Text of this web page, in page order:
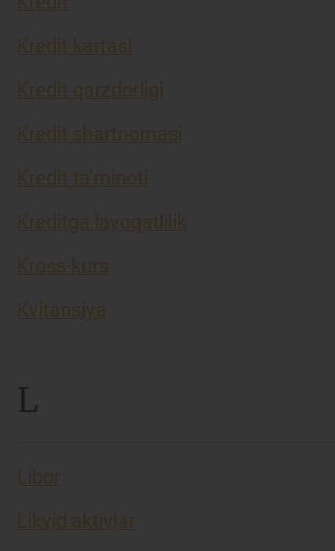
Kredit kartasi
Kredit qarzdorligi
Kredit shartnomasi
Kredit ta’minoti
Kreditga layoqatlilik
Kross-kurs
Kvitansiya
L
Libor
Likvid aktivlar